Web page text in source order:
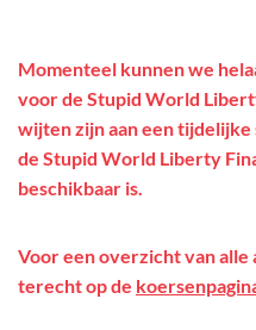
Momenteel kunnen we
voor de Stupid World
wijten zijn aan een
de Stupid World Liberty
beschikbaar is.
Voor een overzicht van
terecht op de